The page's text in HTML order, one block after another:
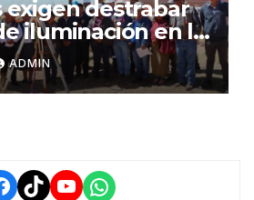
destrabar
iluminación en la
y alertan por
pone en riesgo a
ADMIN
TikTokYouTube
WhatsApp